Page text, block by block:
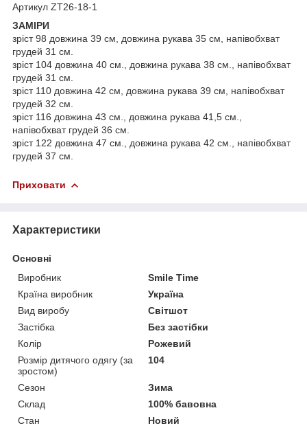
Артикул ZT26-18-1
ЗАМІРИ
зріст 98 довжина 39 см, довжина рукава 35 см, напівобхват
грудей 31 см.
зріст 104 довжина 40 см., довжина рукава 38 см., напівобхват
грудей 31 см.
зріст 110 довжина 42 см, довжина рукава 39 см, напівобхват
грудей 32 см.
зріст 116 довжина 43 см., довжина рукава 41,5 см.,
напівобхват грудей 36 см.
зріст 122 довжина 47 см., довжина рукава 42 см., напівобхват
грудей 37 см.
Приховати
Характеристики
Основні
Виробник
Smile Time
Країна виробник
Україна
Вид виробу
Світшот
Застібка
Без застібки
Колір
Рожевий
Розмір дитячого одягу (за
зростом)
104
Сезон
Зима
Склад
100% бавовна
Стан
Новий